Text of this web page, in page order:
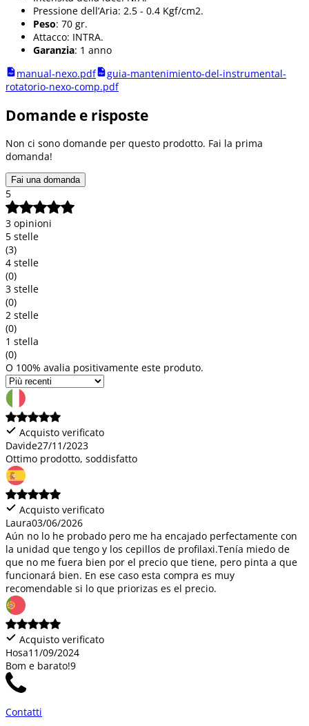
Pressione dell’Aria: 2.5 - 0.4 Kgf/cm2.
Peso: 70 gr.
Attacco: INTRA.
Garanzia: 1 anno
manual-nexo.pdf
guia-mantenimiento-del-instrumental-
rotatorio-nexo-comp.pdf
Domande e risposte
Non ci sono domande per questo prodotto. Fai la prima
domanda!
Fai una domanda
5
3 opinioni
5 stelle
(3)
4 stelle
(0)
3 stelle
(0)
2 stelle
(0)
1 stella
(0)
O 100% avalia positivamente este produto.
Acquisto verificato
Davide27/11/2023
Ottimo prodotto, soddisfatto
Acquisto verificato
Laura03/06/2026
Aún no lo he probado pero me ha encajado perfectamente con
la unidad que tengo y los cepillos de profilaxi.Tenía miedo de
que no me fuera bien por el precio que tiene, pero pinta a que
funcionará bien. En ese caso esta compra es muy
recomendable si lo que priorizas es el precio.
Acquisto verificato
Hosa11/09/2024
Bom e barato!9
Contatti